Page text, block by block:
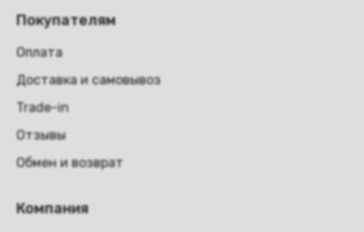
Покупателям
Оплата
Доставка и самовывоз
Trade-in
Отзывы
Обмен и возврат
Компания